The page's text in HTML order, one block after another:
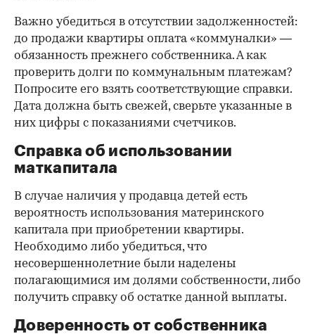
Важно убедиться в отсутствии задолженностей:
до продажи квартиры оплата «коммуналки» —
обязанность прежнего собственника. А как
проверить долги по коммунальным платежам?
Попросите его взять соответствующие справки.
Дата должна быть свежей, сверьте указанные в
них цифры с показаниями счетчиков.
Справка об использовании
маткапитала
В случае наличия у продавца детей есть
вероятность использования материнского
капитала при приобретении квартиры.
Необходимо либо убедиться, что
несовершеннолетние были наделены
полагающимися им долями собственности, либо
получить справку об остатке данной выплаты.
Доверенность от собственника